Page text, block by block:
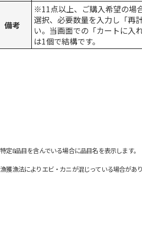
備考
※11点以上、ご購入希望の場
選択、必要数量を入力し「再
い。当画面での「カートに入
は1個で結構です。
8品目を含んでいる場合に品目名を表示します。
漁法によりエビ・カニが混じっている場合があ